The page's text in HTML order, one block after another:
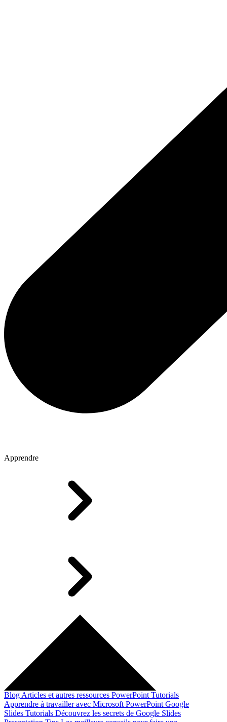
Apprendre
Blog Articles et autres ressources PowerPoint Tutorials
Apprendre à travailler avec Microsoft PowerPoint Google
Slides Tutorials Découvrez les secrets de Google Slides